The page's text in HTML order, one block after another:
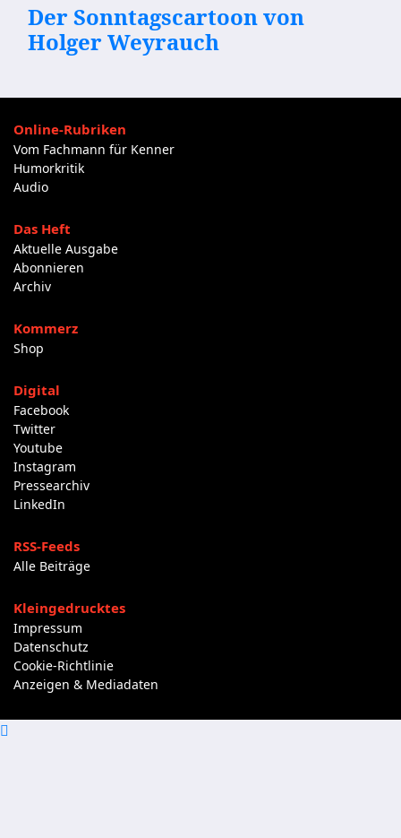
Der Sonntagscartoon von
Holger Weyrauch
Online-Rubriken
Vom Fachmann für Kenner
Humorkritik
Audio
Das Heft
Aktuelle Ausgabe
Abonnieren
Archiv
Kommerz
Shop
Digital
Facebook
Twitter
Youtube
Instagram
Pressearchiv
LinkedIn
RSS-Feeds
Alle Beiträge
Kleingedrucktes
Impressum
Datenschutz
Cookie-Richtlinie
Anzeigen & Mediadaten